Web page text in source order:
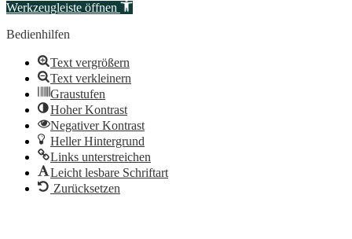
Werkzeugleiste öffnen
Bedienhilfen
Text vergrößern
Text verkleinern
Graustufen
Hoher Kontrast
Negativer Kontrast
Heller Hintergrund
Links unterstreichen
Leicht lesbare Schriftart
Zurücksetzen